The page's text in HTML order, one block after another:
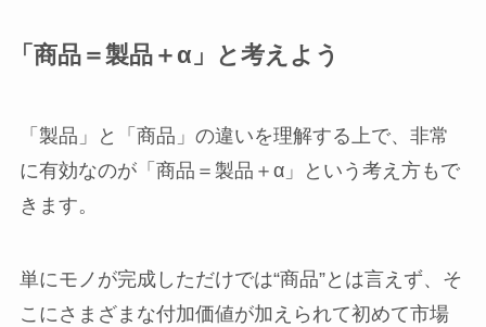
「商品＝製品＋α」と考えよう
「製品」と「商品」の違いを理解する上で、非常
に有効なのが「商品＝製品＋α」という考え方もで
きます。
単にモノが完成しただけでは“商品”とは言えず、そ
こにさまざまな付加価値が加えられて初めて市場